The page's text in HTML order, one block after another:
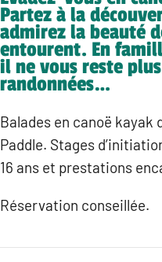
Partez à la
admirez la beauté
entourent. En
il ne vous reste
randonnées…
Balades en canoë kayak
Paddle. Stages
16 ans et prestations
Réservation conseillée.